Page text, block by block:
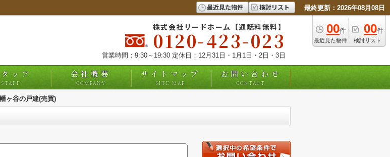
最近見た物件 検討リスト 最終更新：2026年08月08日
00件
最近見た物件
00件
検討リスト
株式会社リードホーム【通話料無料】
0120-423-023
営業時間：9:30～19:30 定休日：12月31日・1月1日・2日・3日
ッフ
STAFF
会社概要
COMPANY
サイトマップ
SITE MAP
お問い合わせ
CONTACT
幡ヶ谷の戸建(売買)